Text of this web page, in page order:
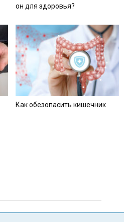
он для здоровья?
Как обезопасить кишечник